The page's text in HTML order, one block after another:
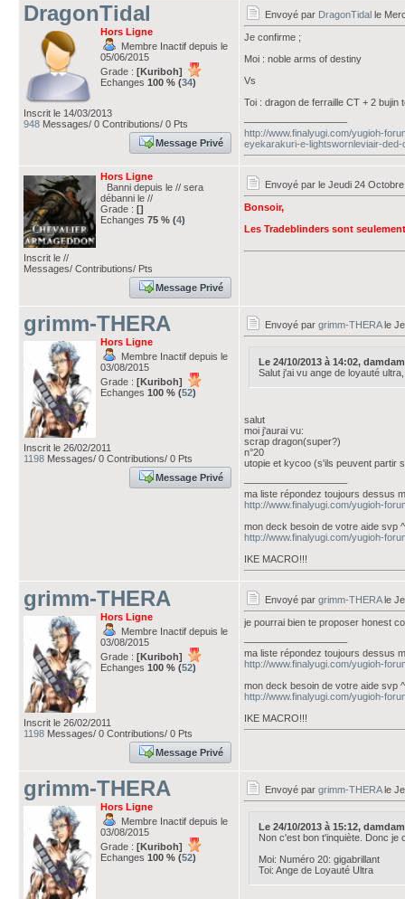
DragonTidal
Hors Ligne
Membre Inactif depuis le
05/06/2015
Grade : [Kuriboh]
Echanges 100 % (34)
Inscrit le 14/03/2013
948 Messages/ 0 Contributions/ 0 Pts
Message Privé
Envoyé par DragonTidal le
Je confirme ;
Moi : noble arms of destiny
Vs
Toi : dragon de ferraille CT + 2 bujin
http://www.finalyugi.com/yugioh-
eyekarakuri-e-lightswornleviair-ded-
Hors Ligne
Banni depuis le // sera
débanni le //
Grade : []
Echanges 75 % (4)
Inscrit le //
Messages/ Contributions/ Pts
Message Privé
Envoyé par le Jeudi 24
Bonsoir,
Les Tradeblinders sont
grimm-THERA
Hors Ligne
Membre Inactif depuis le
03/08/2015
Grade : [Kuriboh]
Echanges 100 % (52)
Inscrit le 26/02/2011
1198 Messages/ 0 Contributions/ 0 Pts
Message Privé
Envoyé par grimm-THERAle
Le 24/10/2013 à 14:02,
Salut j'ai vu ange de loyauté
salut
moi j'aurai vu:
scrap dragon(super?)
n°20
utopie et kycoo (s'ils peuvent partir
ma liste répondez toujours dessus
http://www.finalyugi.com/yugioh-
mon deck besoin de votre aide svp
http://www.finalyugi.com/yugioh-
IKE MACRO!!!
grimm-THERA
Hors Ligne
Membre Inactif depuis le
03/08/2015
Grade : [Kuriboh]
Echanges 100 % (52)
Inscrit le 26/02/2011
1198 Messages/ 0 Contributions/ 0 Pts
Message Privé
Envoyé par grimm-THERAle
je pourrai bien te proposer honest
ma liste répondez toujours dessus
http://www.finalyugi.com/yugioh-
mon deck besoin de votre aide svp
http://www.finalyugi.com/yugioh-
IKE MACRO!!!
grimm-THERA
Hors Ligne
Membre Inactif depuis le
03/08/2015
Grade : [Kuriboh]
Echanges 100 % (52)
Envoyé par grimm-THERAle
Le 24/10/2013 à 15:12,
Non c'est bon t'inquiète. Donc je
Moi: Numéro 20: gigabrillant
Toi: Ange de Loyauté Ultra